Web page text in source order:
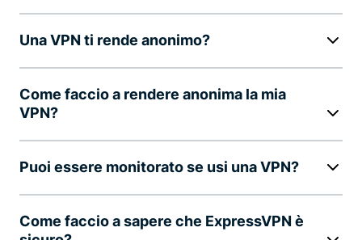
Una VPN ti rende anonimo?
Come faccio a rendere anonima la mia
VPN?
Puoi essere monitorato se usi una VPN?
Come faccio a sapere che ExpressVPN è